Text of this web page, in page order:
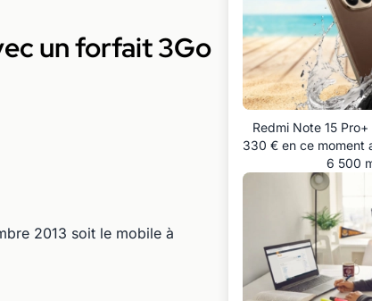
un forfait 3Go
2013 soit le mobile à
Redmi Note 15
330 € en ce moment
6 500